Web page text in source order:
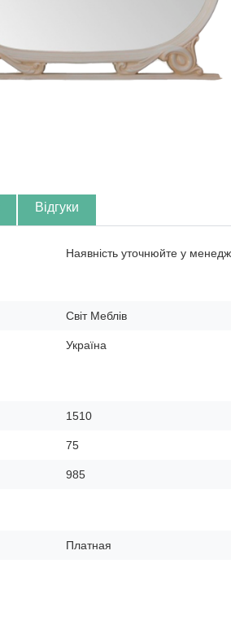
Відгуки
Наявність уточнюйте у
Світ Меблів
Україна
1510
75
985
Платная